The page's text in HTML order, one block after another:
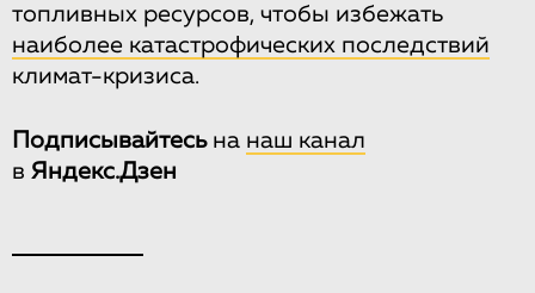
топливных ресурсов, чтобы избежать
наиболее катастрофических последствий
климат-кризиса.
Подписывайтесьна наш канал
в Яндекс.Дзен